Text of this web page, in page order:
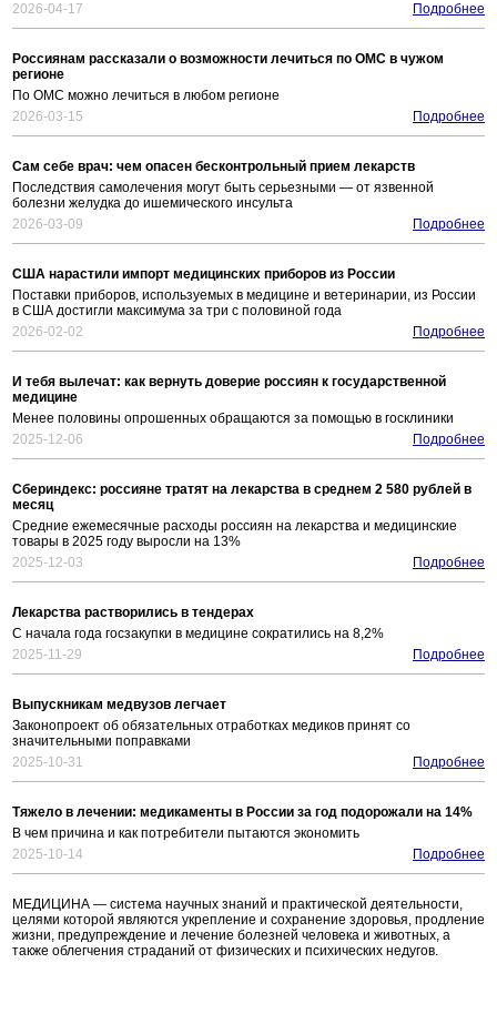
2026-04-17
Подробнее
Россиянам рассказали о возможности лечиться по ОМС в чужом
регионе
По ОМС можно лечиться в любом регионе
2026-03-15
Подробнее
Сам себе врач: чем опасен бесконтрольный прием лекарств
Последствия самолечения могут быть серьезными — от язвенной
болезни желудка до ишемического инсульта
2026-03-09
Подробнее
США нарастили импорт медицинских приборов из России
Поставки приборов, используемых в медицине и ветеринарии, из России
в США достигли максимума за три с половиной года
2026-02-02
Подробнее
И тебя вылечат: как вернуть доверие россиян к государственной
медицине
Менее половины опрошенных обращаются за помощью в госклиники
2025-12-06
Подробнее
Сбериндекс: россияне тратят на лекарства в среднем 2 580 рублей в
месяц
Средние ежемесячные расходы россиян на лекарства и медицинские
товары в 2025 году выросли на 13%
2025-12-03
Подробнее
Лекарства растворились в тендерах
С начала года госзакупки в медицине сократились на 8,2%
2025-11-29
Подробнее
Выпускникам медвузов легчает
Законопроект об обязательных отработках медиков принят со
значительными поправками
2025-10-31
Подробнее
Тяжело в лечении: медикаменты в России за год подорожали на 14%
В чем причина и как потребители пытаются экономить
2025-10-14
Подробнее
МЕДИЦИНА — система научных знаний и практической деятельности,
целями которой являются укрепление и сохранение здоровья, продление
жизни, предупреждение и лечение болезней человека и животных, а
также облегчения страданий от физических и психических недугов.